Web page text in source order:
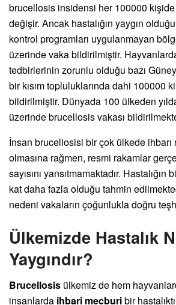
brucellosis insidensi her 100000
değişir. Ancak hastalığın yaygın
kontrol programları uygulanmayan
üzerinde vaka bildirilmiştir.
tedbirlerinin zorunlu olduğu bazı
bir kısım topluluklarında dahi 100000
bildirilmiştir. Dünyada 100 ülkeden
üzerinde brucellosis vakası
İnsan brucellosisi bir çok ülkede ihbarı
olmasına rağmen, resmi rakamlar
sayısını yansıtmamaktadır.
kat daha fazla olduğu tahmin
nedeni vakaların çoğunlukla doğru
Ülkemizde Hastalık
Yaygındır?
Brucellosis ülkemiz de hem
insanlarda ihbari mecburibir